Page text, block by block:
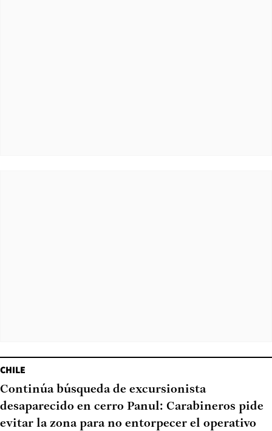
CHILE
Continúa búsqueda de excursionista
desaparecido en cerro Panul: Carabineros pide
evitar la zona para no entorpecer el operativo